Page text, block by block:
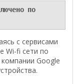
по
с сервисами
Wi-fi сети по
Google